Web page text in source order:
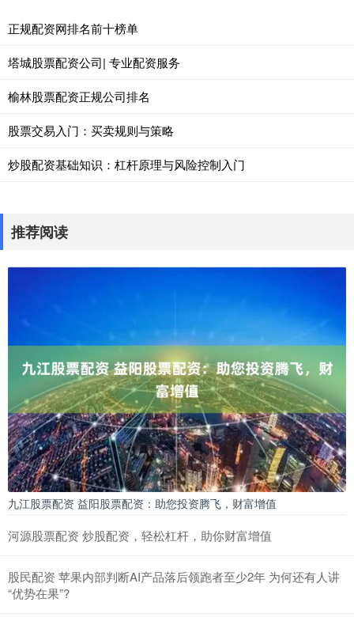
正规配资网排名前十榜单
塔城股票配资公司| 专业配资服务
榆林股票配资正规公司排名
股票交易入门：买卖规则与策略
炒股配资基础知识：杠杆原理与风险控制入门
推荐阅读
九江股票配资 益阳股票配资：助您投资腾飞，财富增值
河源股票配资 炒股配资，轻松杠杆，助你财富增值
股民配资 苹果内部判断AI产品落后领跑者至少2年 为何还有人讲
“优势在果”?